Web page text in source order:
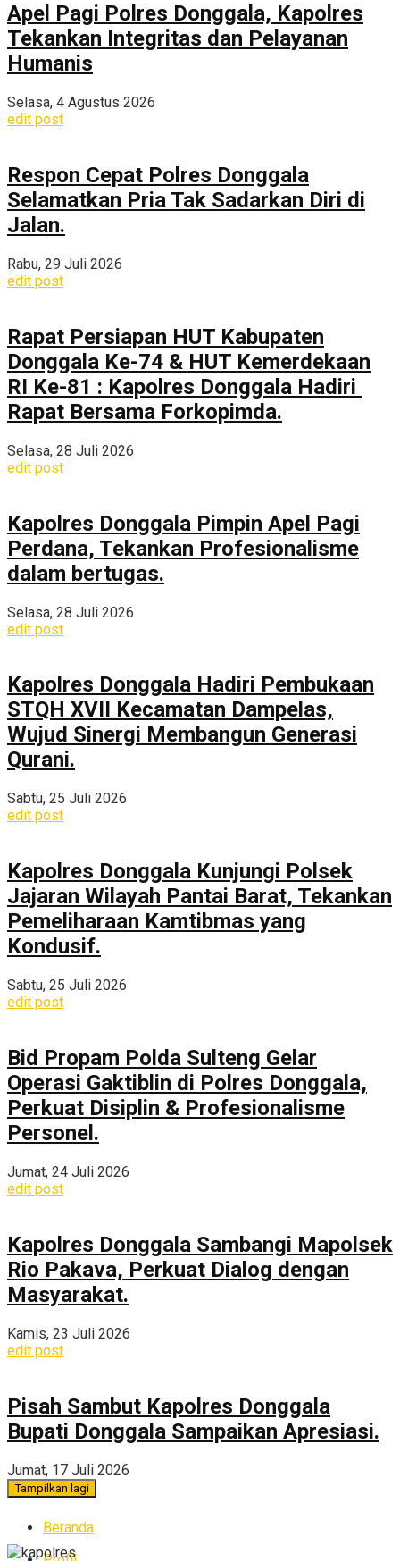
Apel Pagi Polres Donggala, Kapolres
Tekankan Integritas dan Pelayanan
Humanis
Selasa, 4 Agustus 2026
edit post
Respon Cepat Polres Donggala
Selamatkan Pria Tak Sadarkan Diri di
Jalan.
Rabu, 29 Juli 2026
edit post
Rapat Persiapan HUT Kabupaten
Donggala Ke-74 & HUT Kemerdekaan
RI Ke-81 : Kapolres Donggala Hadiri
Rapat Bersama Forkopimda.
Selasa, 28 Juli 2026
edit post
Kapolres Donggala Pimpin Apel Pagi
Perdana, Tekankan Profesionalisme
dalam bertugas.
Selasa, 28 Juli 2026
edit post
Kapolres Donggala Hadiri Pembukaan
STQH XVII Kecamatan Dampelas,
Wujud Sinergi Membangun Generasi
Qurani.
Sabtu, 25 Juli 2026
edit post
Kapolres Donggala Kunjungi Polsek
Jajaran Wilayah Pantai Barat, Tekankan
Pemeliharaan Kamtibmas yang
Kondusif.
Sabtu, 25 Juli 2026
edit post
Bid Propam Polda Sulteng Gelar
Operasi Gaktiblin di Polres Donggala,
Perkuat Disiplin & Profesionalisme
Personel.
Jumat, 24 Juli 2026
edit post
Kapolres Donggala Sambangi Mapolsek
Rio Pakava, Perkuat Dialog dengan
Masyarakat.
Kamis, 23 Juli 2026
edit post
Pisah Sambut Kapolres Donggala
Bupati Donggala Sampaikan Apresiasi.
Jumat, 17 Juli 2026
Tampilkan lagi
Beranda